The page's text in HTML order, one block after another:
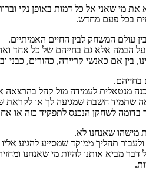
מי שאני אל כל דמות באופן נקי
בכל פעם מחדש.
עולם המשחק לבין החיים האמיתיים.
אלא גם בחייהם של כל אחד ואחת
בין אם כאנשי קריירה, כהורים,
בחייהם.
מנטאלית לעמידה מול קהל בהרצאה
שתמיד חשבת שמגיעה לך או
בדומה לשחקן הנכנס לתפקיד כזה או
מישהו שאנחנו לא.
תהליך ממוקד שמסייע להגיע אליו
מביא אותנו להיות מי שאנחנו